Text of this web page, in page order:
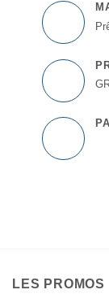
LES PROMOS